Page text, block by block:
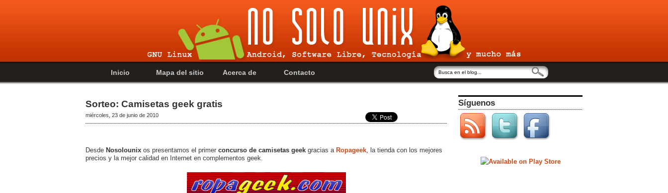
Inicio Mapa del sitio Acerca de Contacto
Sorteo: Camisetas geek gratis
miércoles, 23 de junio de 2010
Desde Nosolounix os presentamos el primer concurso de camisetas geek gracias a Ropageek , la tienda con los mejores
precios y la mejor calidad en Internet en complementos geek.
Síguenos